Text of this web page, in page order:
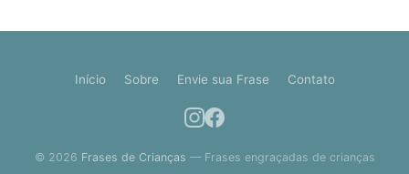
Início Sobre Envie sua Frase Contato
© 2026 Frases de Crianças — Frases engraçadas de crianças